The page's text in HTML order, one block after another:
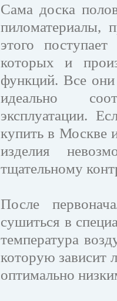
Сама доска
пиломатериалы,
этого
которых и
функций. Все
идеально
эксплуатации.
купить в Москве
изделия
тщательному
После
сушиться в
температура
которую зависит
оптимально